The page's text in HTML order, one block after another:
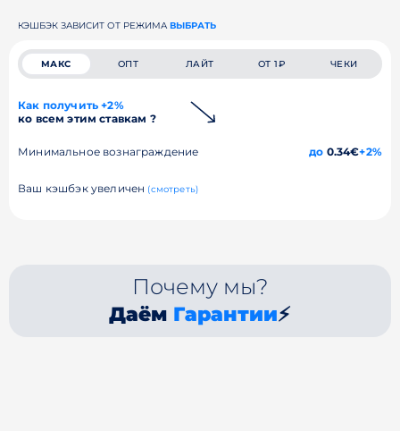
КЭШБЭК ЗАВИСИТ ОТ РЕЖИМА ВЫБРАТЬ
МАКС ОПТ ЛАЙТ ОТ 1₽ ЧЕКИ
Как получить +2%
ко всем этим ставкам ?
Минимальное вознаграждение до 0.34€+2%
Ваш кэшбэк увеличен (смотреть)
Почему мы?
Даём Гарантии⚡